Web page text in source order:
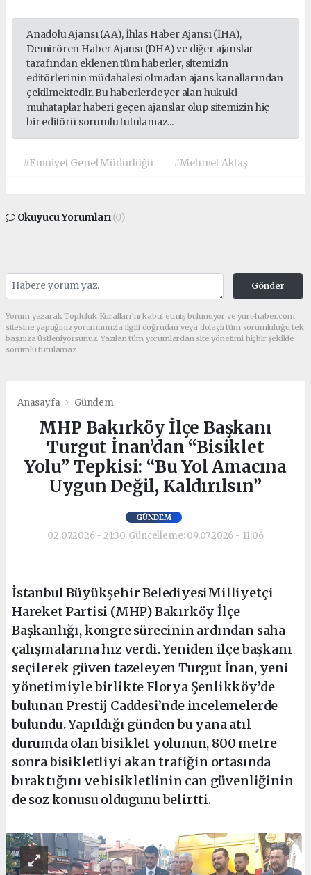
Anadolu Ajansı (AA), İhlas Haber Ajansı (İHA),
Demirören Haber Ajansı (DHA) ve diğer ajanslar
tarafından eklenen tüm haberler, sitemizin
editörlerinin müdahalesi olmadan ajans kanallarından
çekilmektedir. Bu haberlerde yer alan hukuki
muhataplar haberi geçen ajanslar olup sitemizin hiç
bir editörü sorumlu tutulamaz...
#Emniyet Genel Müdürlüğü #Mehmet Aktaş
Okuyucu Yorumları(0)
Gönder
Yorum yazarak Topluluk Kuralları’nı kabul etmiş bulunuyor ve yurt-haber.com
sitesine yaptığınız yorumunuzla ilgili doğrudan veya dolaylı tüm sorumluluğu tek
başınıza üstleniyorsunuz. Yazılan tüm yorumlardan site yönetimi hiçbir şekilde
sorumlu tutulamaz.
Anasayfa Gündem
MHP Bakırköy İlçe Başkanı
Turgut İnan’dan “Bisiklet
Yolu” Tepkisi: “Bu Yol Amacına
Uygun Değil, Kaldırılsın”
GÜNDEM
02.07.2026 - 21:30, Güncelleme: 09.07.2026 - 11:06
İstanbul Büyükşehir BelediyesiMilliyetçi
Hareket Partisi (MHP) Bakırköy İlçe
Başkanlığı, kongre sürecinin ardından saha
çalışmalarına hız verdi. Yeniden ilçe başkanı
seçilerek güven tazeleyen Turgut İnan, yeni
yönetimiyle birlikte Florya Şenlikköy’de
bulunan Prestij Caddesi’nde incelemelerde
bulundu. Yapıldığı günden bu yana atıl
durumda olan bisiklet yolunun, 800 metre
sonra bisikletliyi akan trafiğin ortasında
bıraktığını ve bisikletlinin can güvenliğinin
de soz konusu oldugunu belirtti.